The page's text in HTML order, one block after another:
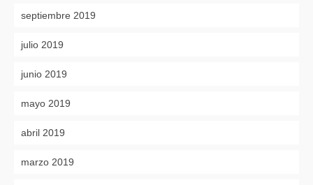
septiembre 2019
julio 2019
junio 2019
mayo 2019
abril 2019
marzo 2019